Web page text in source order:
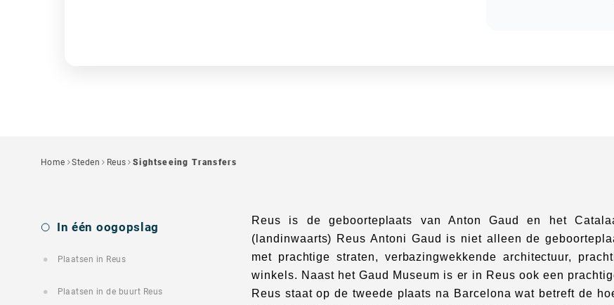
Home Steden Reus Sightseeing Transfers
In één oogopslag
Plaatsen in Reus
Plaatsen in de buurt Reus
Reus is de geboorteplaats van Anton Gaud en het
(landinwaarts) Reus Antoni Gaud is niet alleen de
met prachtige straten, verbazingwekkende architectuur,
winkels. Naast het Gaud Museum is er in Reus ook een
Reus staat op de tweede plaats na Barcelona wat betreft de